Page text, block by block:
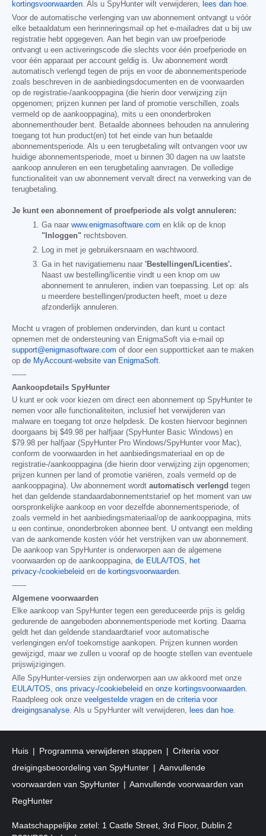
kortingsvoorwaarden . Als u SpyHunter wilt verwijderen, lees dan hoe
Voor de automatische verlenging van uw abonnement ontvangt u vóór
elke betaaldatum een herinneringsmail op het e-mailadres dat u bij uw
registratie hebt opgegeven. Aan het begin van uw proefperiode
ontvangt u een activeringscode die slechts voor één proefperiode en
voor één apparaat per account geldig is. Uw abonnement wordt
automatisch verlengd tegen de prijs en voor de abonnementsperiode
zoals beschreven in de aanbiedingsdocumenten en de voorwaarden
op de registratie-/aankooppagina (die hierin door verwijzing zijn
opgenomen; prijzen kunnen per land of promotie verschillen, zoals
vermeld op de aankooppagina), mits u een ononderbroken
abonnementhouder bent. Betaalde abonnees behouden na annulering
toegang tot hun product(en) tot het einde van hun betaalde
abonnementsperiode. Als u een terugbetaling wilt ontvangen voor uw
huidige abonnementsperiode, moet u binnen 30 dagen na uw laatste
aankoop annuleren en een terugbetaling aanvragen. De volledige
functionaliteit van uw abonnement vervalt direct na verwerking van de
terugbetaling.
Je kunt een abonnement of proefperiode als volgt annuleren:
Ga naar www.enigmasoftware.com en klik op de knop
"Inloggen" rechtsboven.
Log in met je gebruikersnaam en wachtwoord.
Ga in het navigatiemenu naar 'Bestellingen/Licenties'.
Naast uw bestelling/licentie vindt u een knop om uw
abonnement te annuleren, indien van toepassing. Let op: als
u meerdere bestellingen/producten heeft, moet u deze
afzonderlijk annuleren.
Mocht u vragen of problemen ondervinden, dan kunt u contact
opnemen met de ondersteuning van EnigmaSoft via e-mail op
support@enigmasoftware.com of door een supportticket aan te maken
op de MyAccount-website van EnigmaSoft.
------
Aankoopdetails SpyHunter
U kunt er ook voor kiezen om direct een abonnement op SpyHunter te
nemen voor alle functionaliteiten, inclusief het verwijderen van
malware en toegang tot onze helpdesk. De kosten hiervoor beginnen
doorgaans bij $49.98 per halfjaar (SpyHunter Basic Windows) en
$79.98 per halfjaar (SpyHunter Pro Windows/SpyHunter voor Mac),
conform de voorwaarden in het aanbiedingsmateriaal en op de
registratie-/aankooppagina (die hierin door verwijzing zijn opgenomen;
prijzen kunnen per land of promotie variëren, zoals vermeld op de
aankooppagina). Uw abonnement wordt automatisch verlengd tegen
het dan geldende standaardabonnementstarief op het moment van uw
oorspronkelijke aankoop en voor dezelfde abonnementsperiode, of
zoals vermeld in het aanbiedingsmateriaal/op de aankooppagina, mits
u een continue, ononderbroken abonnee bent. U ontvangt een melding
van de aankomende kosten vóór het verstrijken van uw abonnement.
De aankoop van SpyHunter is onderworpen aan de algemene
voorwaarden op de aankooppagina, de EULA/TOS, het
privacy-/cookiebeleid en de kortingsvoorwaarden.
------
Algemene voorwaarden
Elke aankoop van SpyHunter tegen een gereduceerde prijs is geldig
gedurende de aangeboden abonnementsperiode met korting. Daarna
geldt het dan geldende standaardtarief voor automatische
verlengingen en/of toekomstige aankopen. Prijzen kunnen worden
gewijzigd, maar we zullen u vooraf op de hoogte stellen van eventuele
prijswijzigingen.
Alle SpyHunter-versies zijn onderworpen aan uw akkoord met onze
EULA/TOS, ons privacy-/cookiebeleid en onze kortingsvoorwaarden.
Raadpleeg ook onze veelgestelde vragen en de criteria voor
dreigingsanalyse. Als u SpyHunter wilt verwijderen, lees dan hoe.
Huis Programma verwijderen stappen
Criteria voor
dreigingsbeoordeling van SpyHunter
Aanvullende
voorwaarden van SpyHunter
Aanvullende voorwaarden van
RegHunter
Maatschappelijke zetel: 1 Castle Street, 3rd Floor, Dublin 2